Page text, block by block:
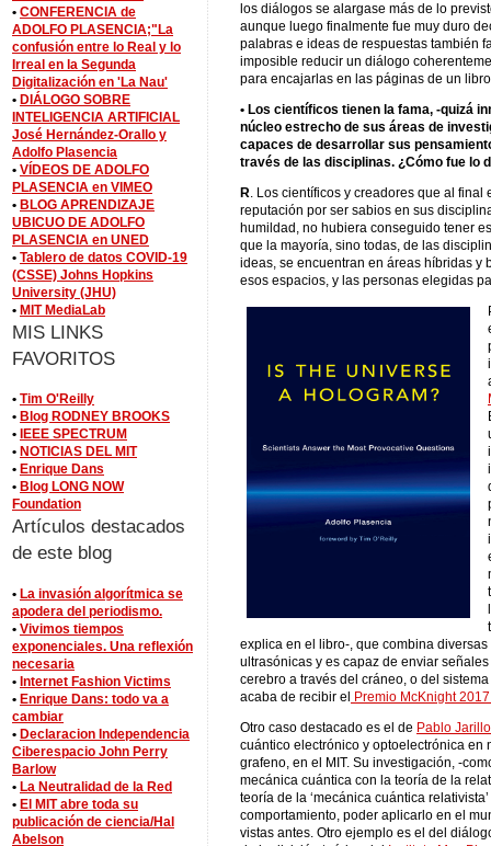
los diálogos se alargase más de lo
aunque luego finalmente fue muy duro
palabras e ideas de respuestas también
imposible reducir un diálogo
para encajarlas en las páginas de un
• Los científicos tienen la fama, -quizá
núcleo estrecho de sus áreas de
capaces de desarrollar sus
través de las disciplinas. ¿Cómo fue lo
R. Los científicos y creadores que al
reputación por ser sabios en sus
humildad, no hubiera conseguido tener
que la mayoría, sino todas, de las
ideas, se encuentran en áreas híbridas y
esos espacios, y las personas elegidas
explica en el libro-, que combina
ultrasónicas y es capaz de enviar
cerebro a través del cráneo, o del
acaba de recibir el
Premio McKnight
Otro caso destacado es el de Pablo
cuántico electrónico y optoelectrónica
grafeno, en el MIT. Su investigación, -
mecánica cuántica con la teoría de la
teoría de la ‘mecánica cuántica
comportamiento, poder aplicarlo en el
vistas antes. Otro ejemplo es el del
• CONFERENCIA de
ADOLFO PLASENCIA;"La
confusión entre lo Real y lo
Irreal en la Segunda
Digitalización en 'La Nau'
• DIÁLOGO SOBRE
INTELIGENCIA ARTIFICIAL
José Hernández-Orallo y
Adolfo Plasencia
• VÍDEOS DE ADOLFO
PLASENCIA en VIMEO
• BLOG APRENDIZAJE
UBICUO DE ADOLFO
PLASENCIA en UNED
• Tablero de datos COVID-19
(CSSE) Johns Hopkins
University (JHU)
• MIT MediaLab
MIS LINKS
FAVORITOS
• Tim O'Reilly
• Blog RODNEY BROOKS
• IEEE SPECTRUM
• NOTICIAS DEL MIT
• Enrique Dans
• Blog LONG NOW
Foundation
Artículos destacados
de este blog
• La invasión algorítmica se
apodera del periodismo.
• Vivimos tiempos
exponenciales. Una reflexión
necesaria
• Internet Fashion Victims
• Enrique Dans: todo va a
cambiar
• Declaracion Independencia
Ciberespacio John Perry
Barlow
• La Neutralidad de la Red
• El MIT abre toda su
publicación de ciencia/Hal
Abelson